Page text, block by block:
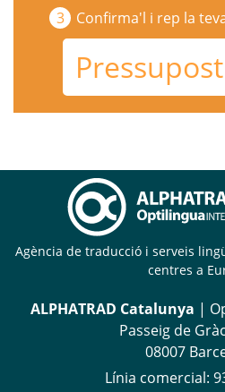
Confirma'l i rep la
Agència de traducció i serveis
centres a
ALPHATRAD Catalunya |
Passeig de
08007
Línia comercial: